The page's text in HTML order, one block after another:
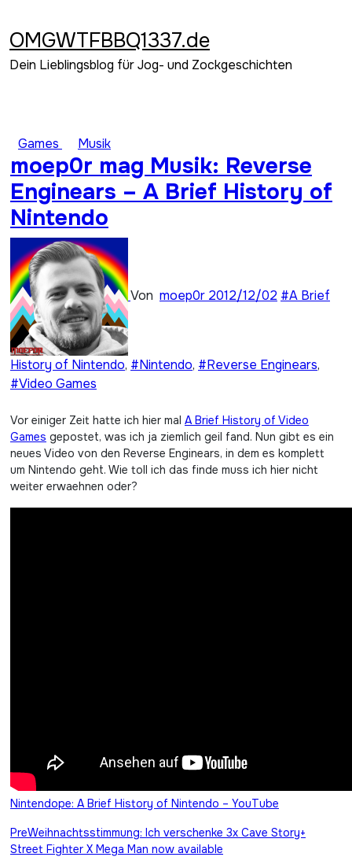
springen
OMGWTFBBQ1337.de
Dein Lieblingsblog für Jog- und Zockgeschichten
Games Musik
moep0r mag Musik: Reverse
Enginears – A Brief History of
Nintendo
Von moep0r 2012/12/02 #A Brief
History of Nintendo, #Nintendo, #Reverse Enginears,
#Video Games
Vor einiger Zeit hatte ich hier mal A Brief History of Video
Games gepostet, was ich ja ziemlich geil fand. Nun gibt es ein
neues Video von den Reverse Enginears, in dem es komplett
um Nintendo geht. Wie toll ich das finde muss ich hier nicht
weiter erwaehnen oder?
Nintendope: A Brief History of Nintendo – YouTube
Beitragsnavigation
PreWeihnachtsstimmung: Ich verschenke 3x Cave Story+
Street Fighter X Mega Man now available